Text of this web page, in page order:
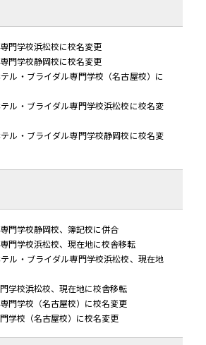
門学校浜松校に校名変更
門学校静岡校に校名変更
ル・ブライダル専門学校（名古屋校）に
ル・ブライダル専門学校浜松校に校名変
ル・ブライダル専門学校静岡校に校名変
門学校静岡校、簿記校に併合
門学校浜松校、現在地に校舎移転
ル・ブライダル専門学校浜松校、現在地
学校浜松校、現在地に校舎移転
門学校（名古屋校）に校名変更
学校（名古屋校）に校名変更